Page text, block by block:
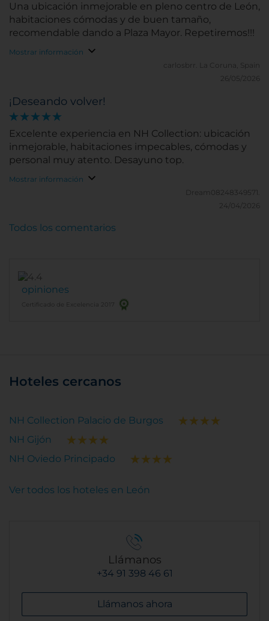
Una ubicación inmejorable en pleno centro de León,
habitaciones cómodas y de buen tamaño,
recomendable dando a Plaza Mayor. Repetiremos!!!
Mostrar información
carlosbrr.
La Coruna, Spain
26/05/2026
¡Deseando volver!
Excelente experiencia en NH Collection: ubicación
inmejorable, habitaciones impecables, cómodas y
personal muy atento. Desayuno top.
Mostrar información
Dream08248349571.
24/04/2026
opiniones
Certificado de Excelencia 2017
Todos los comentarios
Hoteles cercanos
NH Collection Palacio de Burgos
NH Gijón
NH Oviedo Principado
Ver todos los hoteles en León
Llámanos
+34 91 398 46 61
Llámanos ahora